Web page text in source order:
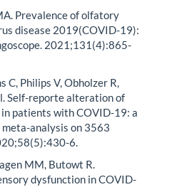
Prevalence of olfatory
disease 2019(COVID-19):
2021;131(4):865-
C, Philips V, Obholzer R,
Self-reporte alteration of
patients with COVID-19: a
analysis on 3563
6.
MM, Butowt R.
dysfunction in COVID-